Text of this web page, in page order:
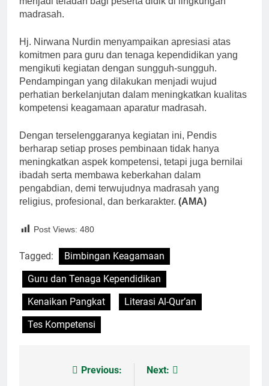
madrasah.
Hj. Nirwana Nurdin menyampaikan apresiasi atas
komitmen para guru dan tenaga kependidikan yang
mengikuti kegiatan dengan sungguh-sungguh.
Pendampingan yang dilakukan menjadi wujud
perhatian berkelanjutan dalam meningkatkan kualitas
kompetensi keagamaan aparatur madrasah.
Dengan terselenggaranya kegiatan ini, Pendis
berharap setiap proses pembinaan tidak hanya
meningkatkan aspek kompetensi, tetapi juga bernilai
ibadah serta membawa keberkahan dalam
pengabdian, demi terwujudnya madrasah yang
religius, profesional, dan berkarakter. (AMA)
Post Views: 480
Tagged:
Bimbingan Keagamaan
Guru dan Tenaga Kependidikan
Kenaikan Pangkat
Literasi Al-Qur’an
Tes Kompetensi
Previous:
Next: